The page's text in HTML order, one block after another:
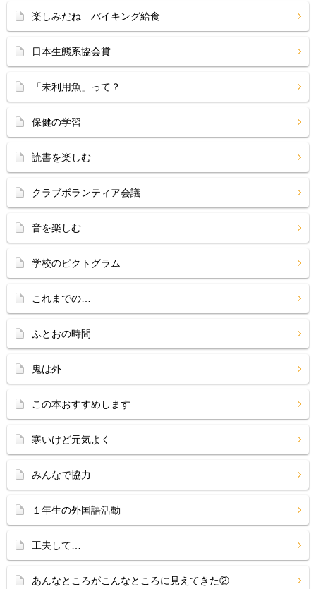
楽しみだね バイキング給食
日本生態系協会賞
「未利用魚」って？
保健の学習
読書を楽しむ
クラブボランティア会議
音を楽しむ
学校のピクトグラム
これまでの…
ふとおの時間
鬼は外
この本おすすめします
寒いけど元気よく
みんなで協力
１年生の外国語活動
工夫して…
あんなところがこんなところに見えてきた②